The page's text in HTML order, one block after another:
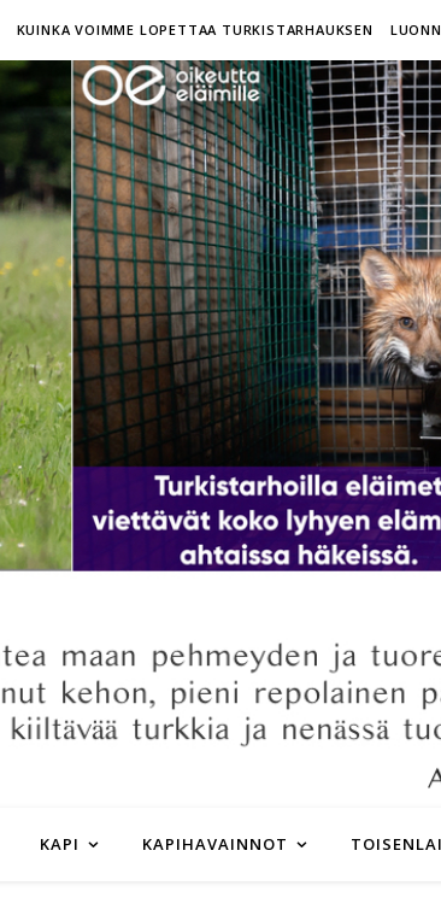
KUINKA VOIMME LOPETTAA TURKISTARHAUKSEN
KAPI KAPIHAVAINNOT